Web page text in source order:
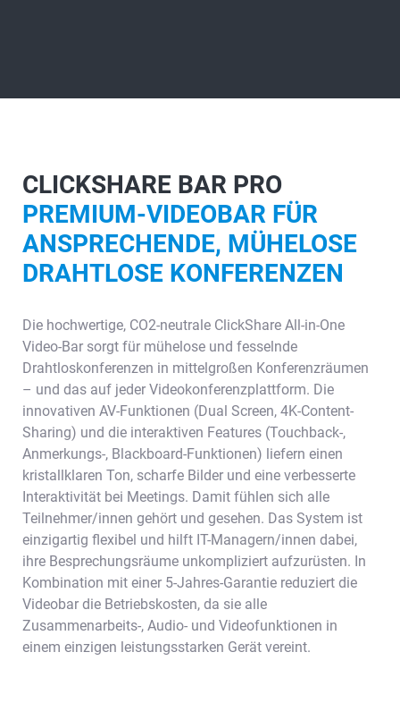
CLICKSHARE BAR PRO
PREMIUM-VIDEOBAR FÜR
ANSPRECHENDE, MÜHELOSE
DRAHTLOSE KONFERENZEN
Die hochwertige, CO2-neutrale ClickShare All-in-One
Video-Bar sorgt für mühelose und fesselnde
Drahtloskonferenzen in mittelgroßen Konferenzräumen
– und das auf jeder Videokonferenzplattform. Die
innovativen AV-Funktionen (Dual Screen, 4K-Content-
Sharing) und die interaktiven Features (Touchback-,
Anmerkungs-, Blackboard-Funktionen) liefern einen
kristallklaren Ton, scharfe Bilder und eine verbesserte
Interaktivität bei Meetings. Damit fühlen sich alle
Teilnehmer/innen gehört und gesehen. Das System ist
einzigartig flexibel und hilft IT-Managern/innen dabei,
ihre Besprechungsräume unkompliziert aufzurüsten. In
Kombination mit einer 5-Jahres-Garantie reduziert die
Videobar die Betriebskosten, da sie alle
Zusammenarbeits-, Audio- und Videofunktionen in
einem einzigen leistungsstarken Gerät vereint.